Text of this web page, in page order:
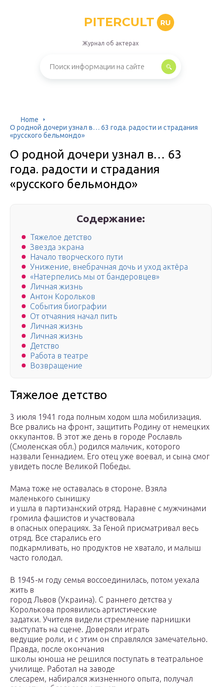
PITERCULT RU
Журнал об актерах
Home
О родной дочери узнал в… 63 года. радости и страдания
«русского бельмондо»
О родной дочери узнал в… 63
года. радости и страдания
«русского бельмондо»
Содержание:
Тяжелое детство
Звезда экрана
Начало творческого пути
Унижение, внебрачная дочь и уход актёра
«Натерпелись мы от бандеровцев»
Личная жизнь
Антон Корольков
События биографии
От отчаяния начал пить
Личная жизнь
Личная жизнь
Детство
Работа в театре
Возвращение
Тяжелое детство
3 июля 1941 года полным ходом шла мобилизация.
Все рвались на фронт, защитить Родину от немецких
оккупантов. В этот же день в городе Рославль
(Смоленская обл.) родился мальчик, которого
назвали Геннадием. Его отец уже воевал, и сына смог
увидеть после Великой Победы.
Мама тоже не оставалась в стороне. Взяла
маленького сынишку
и ушла в партизанский отряд. Наравне с мужчинами
громила фашистов и участвовала
в опасных операциях. За Геной присматривал весь
отряд. Все старались его
подкармливать, но продуктов не хватало, и малыш
часто голодал.
В 1945-м году семья воссоединилась, потом уехала
жить в
город Львов (Украина). С раннего детства у
Королькова проявились артистические
задатки. Учителя видели стремление парнишки
выступать на сцене. Доверяли играть
ведущие роли, и с этим он справлялся замечательно.
Правда, после окончания
школы юноша не решился поступать в театральное
училище. Работал на заводе
слесарем, набирался жизненного опыта, получал